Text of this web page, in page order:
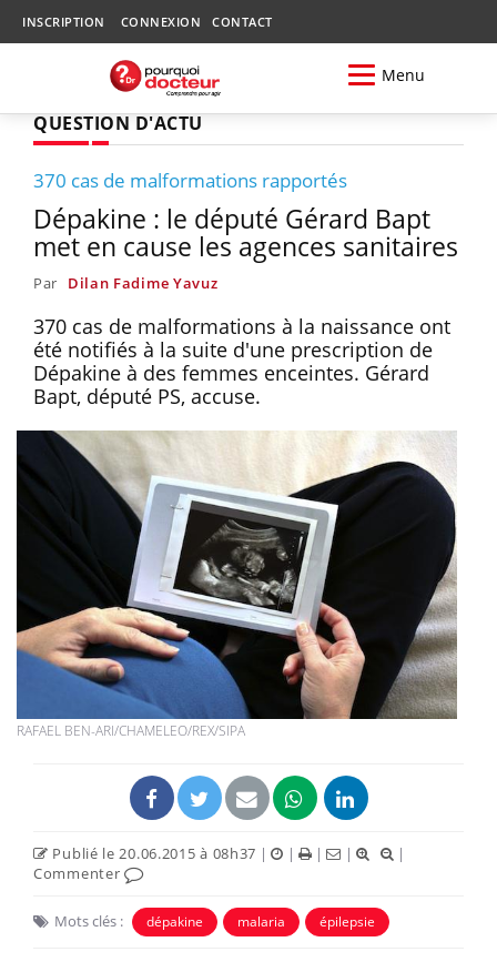
INSCRIPTION CONNEXION CONTACT
Menu
QUESTION D'ACTU
370 cas de malformations rapportés
Dépakine : le député Gérard Bapt
met en cause les agences sanitaires
Par Dilan Fadime Yavuz
370 cas de malformations à la naissance ont
été notifiés à la suite d'une prescription de
Dépakine à des femmes enceintes. Gérard
Bapt, député PS, accuse.
RAFAEL BEN-ARI/CHAMELEO/REX/SIPA
Publié le 20.06.2015 à 08h37 | | | |
|
Commenter
Mots clés : dépakine malaria épilepsie